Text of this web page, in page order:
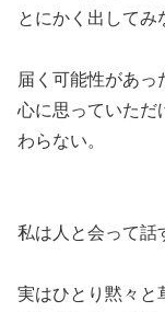
とにかく出してみ
届く可能性があっ
心に思っていただ
わらない。
私は人と会って話
実はひとり黙々と